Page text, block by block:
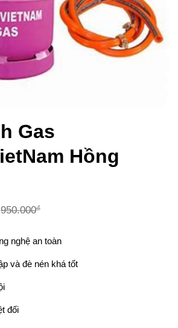
Gas
Hồng
950.000₫
nghệ an toàn
và đè nén khá tốt
đối